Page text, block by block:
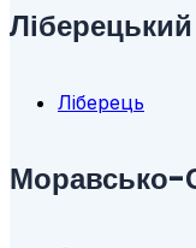
Ліберецький
Ліберець
Моравсько-